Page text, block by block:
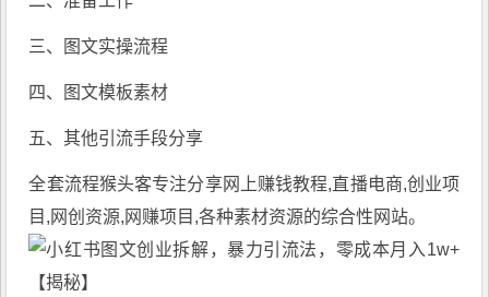
三、图文实操流程
四、图文模板素材
五、其他引流手段分享
全套流程猴头客专注分享网上赚钱教程,直播电商,创业项
目,网创资源, 网赚项目 ,各种素材资源的综合性网站。